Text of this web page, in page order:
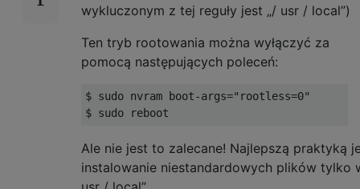
wykluczonym z tej reguły jest „/ usr / local”)
Ten tryb rootowania można wyłączyć za
pomocą następujących poleceń:
$ sudo nvram boot-args="rootless=0"
Ale nie jest to zalecane! Najlepszą praktyką
instalowanie niestandardowych plików tylko